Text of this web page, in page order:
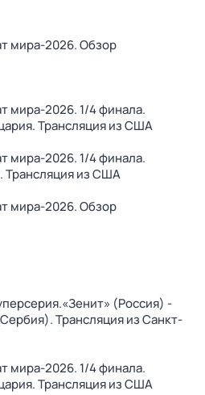
мира-2026. Обзор
мира-2026. 1/4 финала.
Трансляция из США
мира-2026. 1/4 финала.
Трансляция из США
мира-2026. Обзор
(Россия) -
Трансляция из Санкт-
мира-2026. 1/4 финала.
Трансляция из США